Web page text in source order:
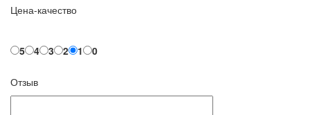
Цена-качество
5 4 3 2 1 0
Отзыв